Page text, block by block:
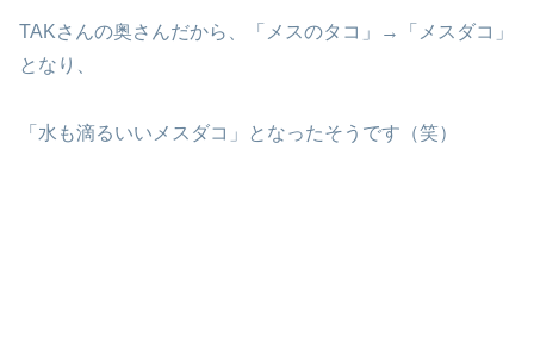
TAKさんの奥さんだから、「メスのタコ」→「メスダコ」
となり、
「水も滴るいいメスダコ」となったそうです（笑）